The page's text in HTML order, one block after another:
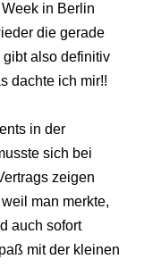
in Berlin
die gerade
gibt also definitiv
dachte ich mir!!
in der
sich bei
zeigen
man merkte,
auch sofort
mit der kleinen